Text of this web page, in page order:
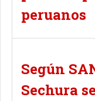
peruanos
Según
Sechura